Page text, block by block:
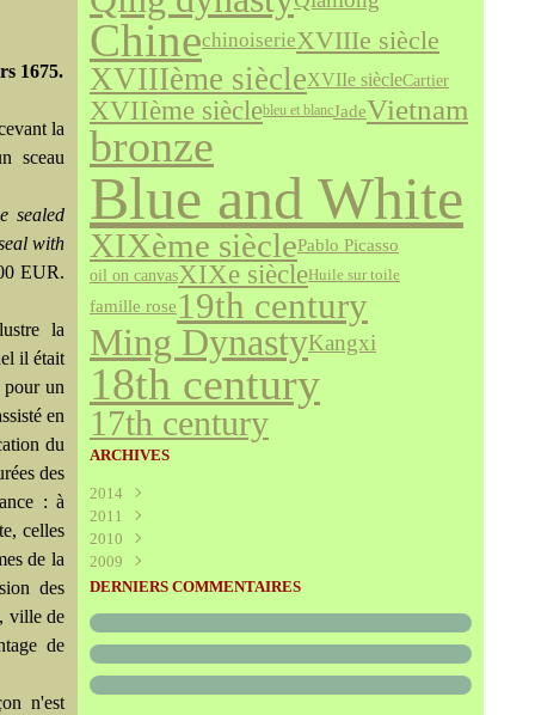
1675.
la
sceau
sealed
with
EUR.
la
il était
pour un
en
du
des
: à
celles
de la
des
ville de
de
n'est
ChinechinoiserieXVIIIe siècle
XVIIIème siècleXVIIe siècleCartier
XVIIème sièclebleu et blancJadeVietnam
bronze
Blue and White
XIXème sièclePablo Picasso
oil on canvasXIXe siècleHuile sur toile
famille rose19th century
Ming DynastyKangxi
18th century
17th century
ARCHIVES
2014
Août
2011
Juillet
Juin
Mai(340)
Mars(227)
Janvier(289)
2010
Décembre
Novembre(595)
Septembre(272)
Juillet(325)
Juin(466)
2009
Décembre(208)
Octobre(227)
Août(273)
Juillet(316)
DERNIERS COMMENTAIRES